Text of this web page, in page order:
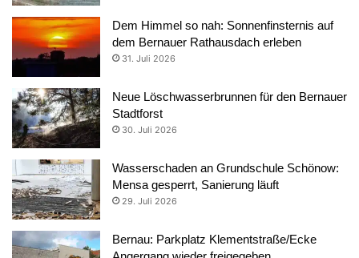
Dem Himmel so nah: Sonnenfinsternis auf
dem Bernauer Rathausdach erleben
31. Juli 2026
Neue Löschwasserbrunnen für den Bernauer
Stadtforst
30. Juli 2026
Wasserschaden an Grundschule Schönow:
Mensa gesperrt, Sanierung läuft
29. Juli 2026
Bernau: Parkplatz Klementstraße/Ecke